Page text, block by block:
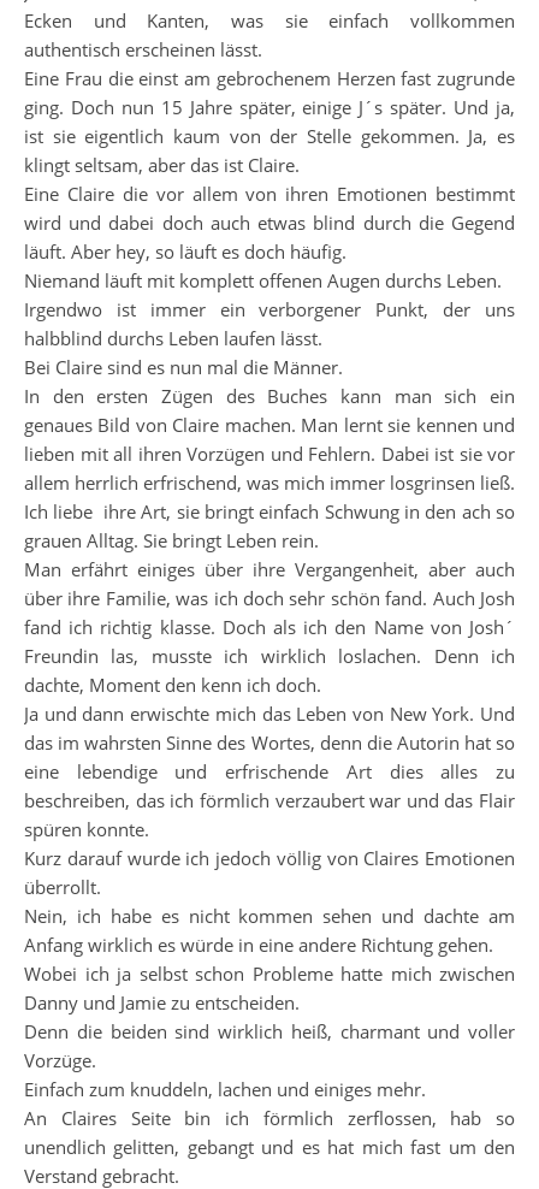
Ecken und Kanten, was sie einfach vollkommen
authentisch erscheinen lässt.
Eine Frau die einst am gebrochenem Herzen fast zugrunde
ging. Doch nun 15 Jahre später, einige J´s später. Und ja,
ist sie eigentlich kaum von der Stelle gekommen. Ja, es
klingt seltsam, aber das ist Claire.
Eine Claire die vor allem von ihren Emotionen bestimmt
wird und dabei doch auch etwas blind durch die Gegend
läuft. Aber hey, so läuft es doch häufig.
Niemand läuft mit komplett offenen Augen durchs Leben.
Irgendwo ist immer ein verborgener Punkt, der uns
halbblind durchs Leben laufen lässt.
Bei Claire sind es nun mal die Männer.
In den ersten Zügen des Buches kann man sich ein
genaues Bild von Claire machen. Man lernt sie kennen und
lieben mit all ihren Vorzügen und Fehlern. Dabei ist sie vor
allem herrlich erfrischend, was mich immer losgrinsen ließ.
Ich liebe ihre Art, sie bringt einfach Schwung in den ach so
grauen Alltag. Sie bringt Leben rein.
Man erfährt einiges über ihre Vergangenheit, aber auch
über ihre Familie, was ich doch sehr schön fand. Auch Josh
fand ich richtig klasse. Doch als ich den Name von Josh´
Freundin las, musste ich wirklich loslachen. Denn ich
dachte, Moment den kenn ich doch.
Ja und dann erwischte mich das Leben von New York. Und
das im wahrsten Sinne des Wortes, denn die Autorin hat so
eine lebendige und erfrischende Art dies alles zu
beschreiben, das ich förmlich verzaubert war und das Flair
spüren konnte.
Kurz darauf wurde ich jedoch völlig von Claires Emotionen
überrollt.
Nein, ich habe es nicht kommen sehen und dachte am
Anfang wirklich es würde in eine andere Richtung gehen.
Wobei ich ja selbst schon Probleme hatte mich zwischen
Danny und Jamie zu entscheiden.
Denn die beiden sind wirklich heiß, charmant und voller
Vorzüge.
Einfach zum knuddeln, lachen und einiges mehr.
An Claires Seite bin ich förmlich zerflossen, hab so
unendlich gelitten, gebangt und es hat mich fast um den
Verstand gebracht.